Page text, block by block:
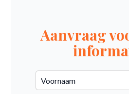
Aanvraag